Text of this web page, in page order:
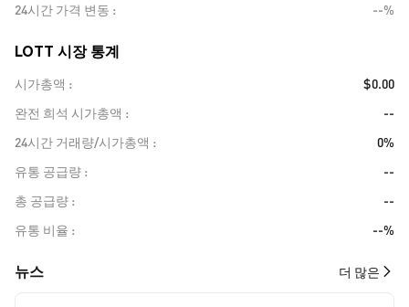
24시간 가격 변동
--%
LOTT 시장 통계
시가총액
$0.00
완전 희석 시가총액
--
24시간 거래량/시가총액
0%
유통 공급량
--
총 공급량
--
유통 비율
--%
뉴스 더 많은